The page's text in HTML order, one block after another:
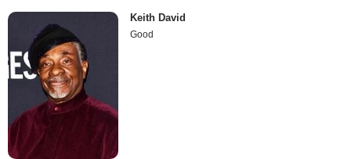
Keith David
Good